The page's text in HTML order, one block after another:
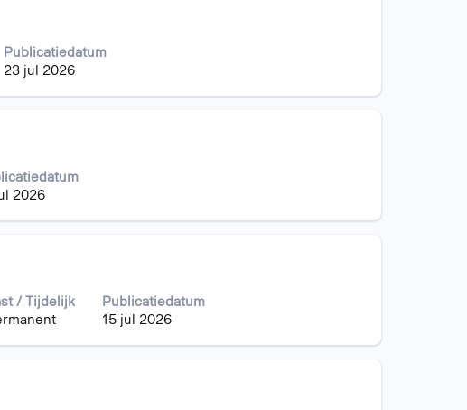
Publicatiedatum
23 jul 2026
2026
/ Tijdelijk
Publicatiedatum
15 jul 2026